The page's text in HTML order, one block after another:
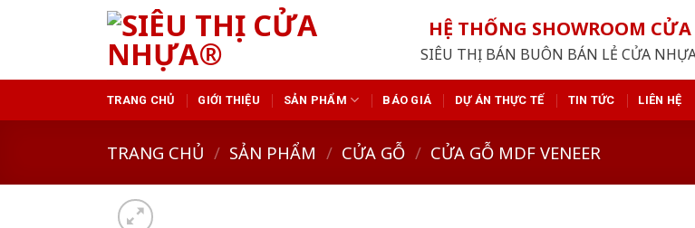
HỆ THỐNG SHOWROOM
SIÊU THỊ BÁN BUÔN BÁN LẺ CỬA
TRANG CHỦ GIỚI THIỆU SẢN PHẨM BÁO GIÁ DỰ ÁN THỰC TẾ TIN TỨC LIÊN HỆ
TRANG CHỦ / SẢN PHẨM / CỬA GỖ / CỬA GỖ MDF VENEER